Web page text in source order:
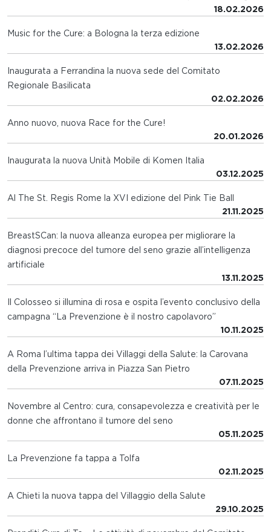
18.02.2026
Music for the Cure: a Bologna la terza edizione
13.02.2026
Inaugurata a Ferrandina la nuova sede del Comitato
Regionale Basilicata
02.02.2026
Anno nuovo, nuova Race for the Cure!
20.01.2026
Inaugurata la nuova Unità Mobile di Komen Italia
03.12.2025
Al The St. Regis Rome la XVI edizione del Pink Tie Ball
21.11.2025
BreastSCan: la nuova alleanza europea per migliorare la
diagnosi precoce del tumore del seno grazie all’intelligenza
artificiale
13.11.2025
Il Colosseo si illumina di rosa e ospita l’evento conclusivo della
campagna “La Prevenzione è il nostro capolavoro”
10.11.2025
A Roma l’ultima tappa dei Villaggi della Salute: la Carovana
della Prevenzione arriva in Piazza San Pietro
07.11.2025
Novembre al Centro: cura, consapevolezza e creatività per le
donne che affrontano il tumore del seno
05.11.2025
La Prevenzione fa tappa a Tolfa
02.11.2025
A Chieti la nuova tappa del Villaggio della Salute
29.10.2025